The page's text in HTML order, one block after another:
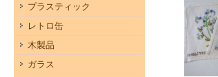
プラスティック
レトロ缶
木製品
ガラス